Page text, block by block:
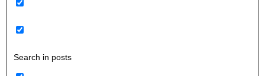
Search in posts